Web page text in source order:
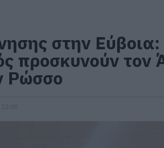
στην
προσκυνούν τον
Ρώσσο